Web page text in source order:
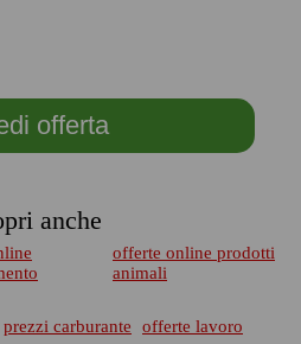
offerta
anche
offerte online prodotti
animali
prezzi carburante
offerte lavoro